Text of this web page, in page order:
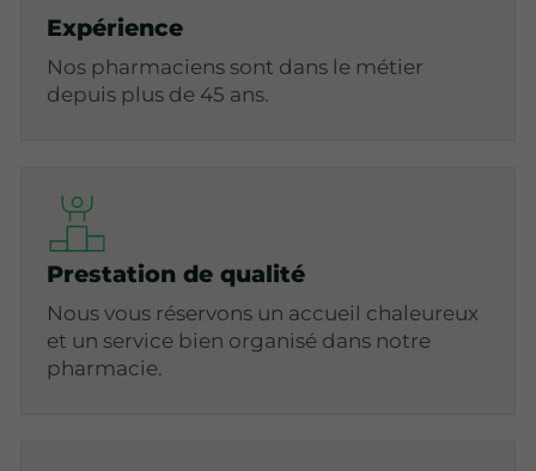
Expérience
Nos pharmaciens sont dans le métier
depuis plus de 45 ans.
Prestation de qualité
Nous vous réservons un accueil chaleureux
et un service bien organisé dans notre
pharmacie.